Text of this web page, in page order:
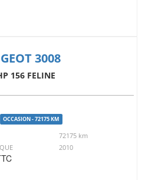
3008
156 FELINE
OCCASION - 72175 KM
72175 km
2010